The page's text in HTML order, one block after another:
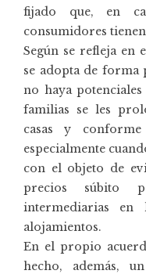
fijado que, en
consumidores
Según se refleja en
se adopta de forma
no haya
familias se les
casas y
especialmente
con el objeto de
precios súbito
intermediarias en
alojamientos.
En el propio
hecho, además,